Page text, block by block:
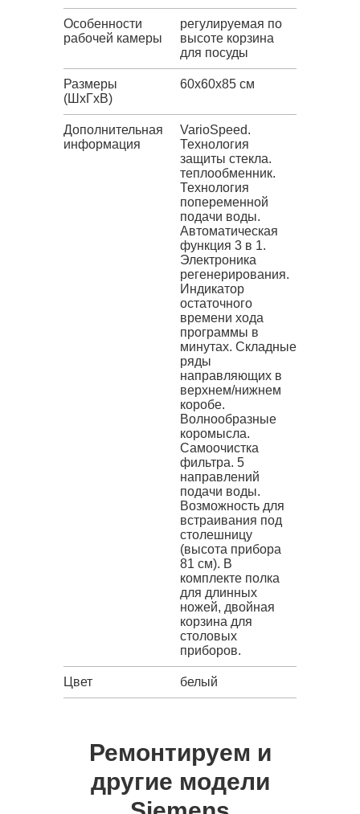
Особенности
рабочей камеры
регулируемая по
высоте корзина
для посуды
Размеры
(ШхГхВ)
60x60x85 см
Дополнительная
информация
VarioSpeed.
Технология
защиты стекла.
теплообменник.
Технология
попеременной
подачи воды.
Автоматическая
функция 3 в 1.
Электроника
регенерирования.
Индикатор
остаточного
времени хода
программы в
минутах. Складные
ряды
направляющих в
верхнем/нижнем
коробе.
Волнообразные
коромысла.
Самоочистка
фильтра. 5
направлений
подачи воды.
Возможность для
встраивания под
столешницу
(высота прибора
81 см). В
комплекте полка
для длинных
ножей, двойная
корзина для
столовых
приборов.
Цвет белый
Ремонтируем и
другие модели